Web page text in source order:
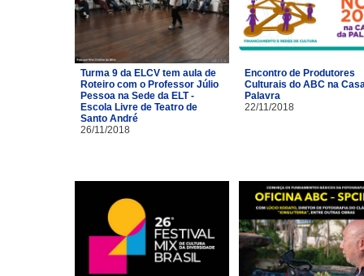
Turma 9 da ELCV tem aula de
Roteiro com o Professor Júlio
Pessoa na Sede da ELT -
Escola Livre de Teatro de
Santo André
26/11/2018
Encontro de Produtores
Culturais do ABC na
Palavra
22/11/2018